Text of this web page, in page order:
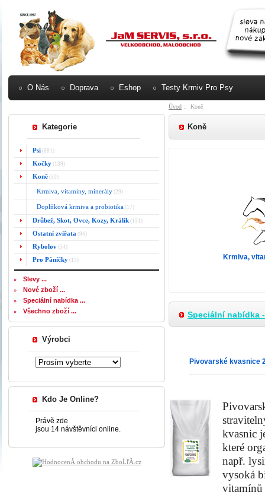
O Nás Doprava Eshop Testy Krmiv Pro Psy
Kategorie
Psi (881)
Kočky (139)
Koně (50)
Krmiva, vitamíny, minerály (29)
Doplňková krmiva a probiotika (17)
Drůbež, Skot, Ovce, Kozy, Králík (151)
Ostatní zvířata (94)
Rybolov (54)
Pro Páníčky (13)
Slevy ...
Nové zboží ...
Speciální nabídka ...
Všechno zboží ...
Výrobci
Kdo Je Online?
Právě zde
jsou 14 návštěvníci online.
Úvod :: Koně
Koně
Krmiva,
Speciální nabídka
Pivovarské kvasnice
kvasnic
které
např.
vysoká